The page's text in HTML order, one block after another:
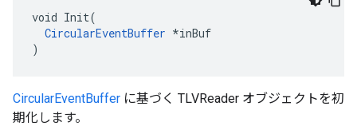
void Init(
CircularEventBuffer *inBuf
)
CircularEventBuffer に基づく TLVReader オブジェクトを初
期化します。